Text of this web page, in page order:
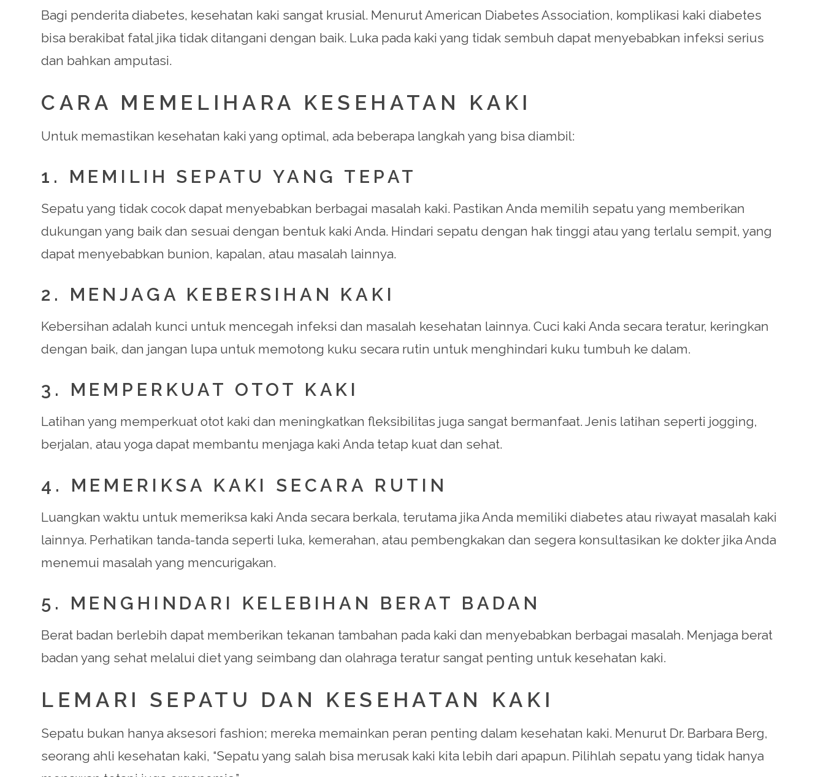
Bagi penderita diabetes, kesehatan kaki sangat krusial. Menurut American Diabetes Association, komplikasi kaki diabetes
bisa berakibat fatal jika tidak ditangani dengan baik. Luka pada kaki yang tidak sembuh dapat menyebabkan infeksi serius
dan bahkan amputasi.
CARA MEMELIHARA KESEHATAN KAKI
Untuk memastikan kesehatan kaki yang optimal, ada beberapa langkah yang bisa diambil:
1. MEMILIH SEPATU YANG TEPAT
Sepatu yang tidak cocok dapat menyebabkan berbagai masalah kaki. Pastikan Anda memilih sepatu yang memberikan
dukungan yang baik dan sesuai dengan bentuk kaki Anda. Hindari sepatu dengan hak tinggi atau yang terlalu sempit, yang
dapat menyebabkan bunion, kapalan, atau masalah lainnya.
2. MENJAGA KEBERSIHAN KAKI
Kebersihan adalah kunci untuk mencegah infeksi dan masalah kesehatan lainnya. Cuci kaki Anda secara teratur, keringkan
dengan baik, dan jangan lupa untuk memotong kuku secara rutin untuk menghindari kuku tumbuh ke dalam.
3. MEMPERKUAT OTOT KAKI
Latihan yang memperkuat otot kaki dan meningkatkan fleksibilitas juga sangat bermanfaat. Jenis latihan seperti jogging,
berjalan, atau yoga dapat membantu menjaga kaki Anda tetap kuat dan sehat.
4. MEMERIKSA KAKI SECARA RUTIN
Luangkan waktu untuk memeriksa kaki Anda secara berkala, terutama jika Anda memiliki diabetes atau riwayat masalah kaki
lainnya. Perhatikan tanda-tanda seperti luka, kemerahan, atau pembengkakan dan segera konsultasikan ke dokter jika Anda
menemui masalah yang mencurigakan.
5. MENGHINDARI KELEBIHAN BERAT BADAN
Berat badan berlebih dapat memberikan tekanan tambahan pada kaki dan menyebabkan berbagai masalah. Menjaga berat
badan yang sehat melalui diet yang seimbang dan olahraga teratur sangat penting untuk kesehatan kaki.
LEMARI SEPATU DAN KESEHATAN KAKI
Sepatu bukan hanya aksesori fashion; mereka memainkan peran penting dalam kesehatan kaki. Menurut Dr. Barbara Berg,
seorang ahli kesehatan kaki, “Sepatu yang salah bisa merusak kaki kita lebih dari apapun. Pilihlah sepatu yang tidak hanya